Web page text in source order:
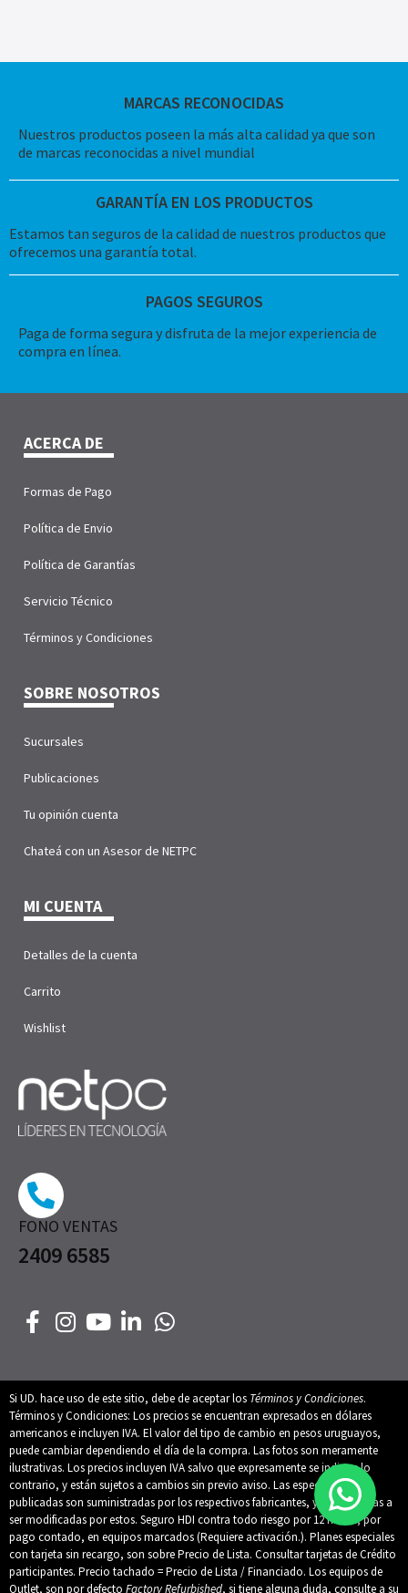
MARCAS RECONOCIDAS
Nuestros productos poseen la más alta calidad ya que son
de marcas reconocidas a nivel mundial
GARANTÍA EN LOS PRODUCTOS
Estamos tan seguros de la calidad de nuestros productos que
ofrecemos una garantía total.
PAGOS SEGUROS
Paga de forma segura y disfruta de la mejor experiencia de
compra en línea.
FONO VENTAS
2409 6585
ACERCA DE
Formas de Pago
Política de Envio
Política de Garantías
Servicio Técnico
Términos y Condiciones
SOBRE NOSOTROS
Sucursales
Publicaciones
Tu opinión cuenta
Chateá con un Asesor de NETPC
MI CUENTA
Detalles de la cuenta
Carrito
Wishlist
Si UD. hace uso de este sitio, debe de aceptar los Términos y Condiciones.
Términos y Condiciones: Los precios se encuentran expresados en dólares
americanos e incluyen IVA. El valor del tipo de cambio en pesos uruguayos,
puede cambiar dependiendo el día de la compra. Las fotos son meramente
ilustrativas. Los precios incluyen IVA salvo que expresamente se indique lo
contrario, y están sujetos a cambios sin previo aviso. Las especificaciones
publicadas son suministradas por los respectivos fabricantes, y están sujetas a
ser modificadas por estos. Seguro HDI contra todo riesgo por 12 meses, por
pago contado, en equipos marcados (Requiere activación.). Planes especiales
con tarjeta sin recargo, son sobre Precio de Lista. Consultar tarjetas de Crédito
participantes. Precio tachado = Precio de Lista / Financiado. Los equipos de
Outlet, son por defecto Factory Refurbished, si tiene alguna duda, consulte a su